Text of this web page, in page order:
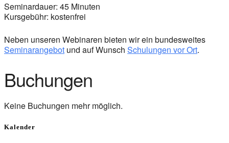
Seminardauer: 45 Minuten
Kursgebühr: kostenfrei
Neben unseren Webinaren bieten wir ein bundesweites
Seminarangebot und auf Wunsch Schulungen vor Ort.
Buchungen
Keine Buchungen mehr möglich.
Kalender